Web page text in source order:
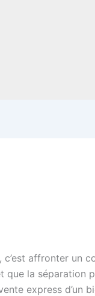
, c’est affronter un
la
express d’un